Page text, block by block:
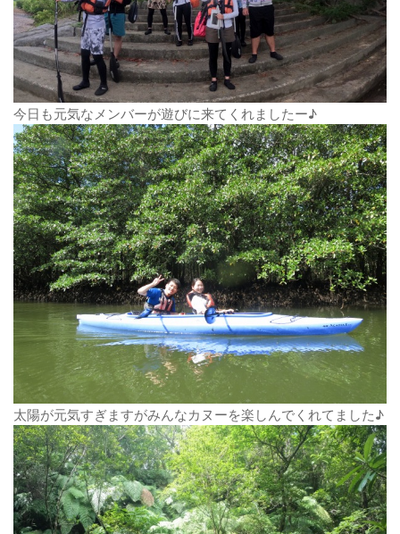
今日も元気なメンバーが遊びに来てくれましたー♪
太陽が元気すぎますがみんなカヌーを楽しんでくれてました♪